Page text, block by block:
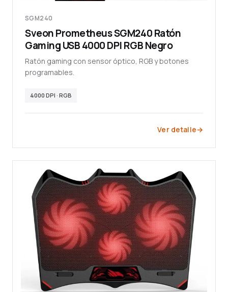
SGM240
Sveon Prometheus SGM240 Ratón
Gaming USB 4000 DPI RGB Negro
Ratón gaming con sensor óptico, RGB y botones
programables.
4000 DPI · RGB
Ver detalle